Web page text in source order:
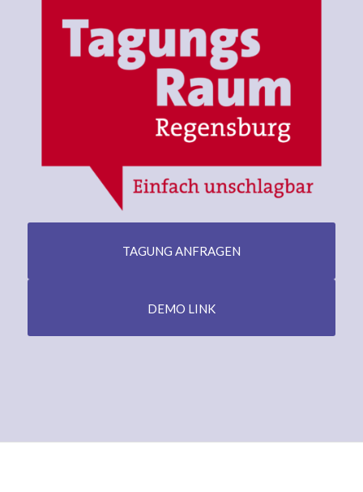
TAGUNG ANFRAGEN
DEMO LINK